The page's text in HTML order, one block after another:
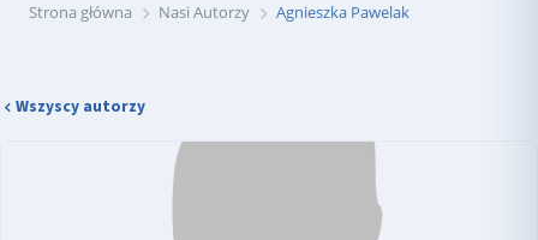
Strona główna Nasi Autorzy Agnieszka Pawelak
Wszyscy autorzy